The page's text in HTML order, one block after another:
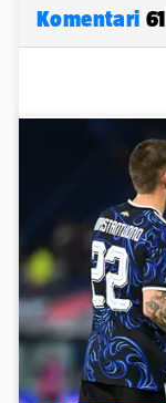
Komentari 61